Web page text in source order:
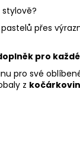
přes
pro
pro své
z